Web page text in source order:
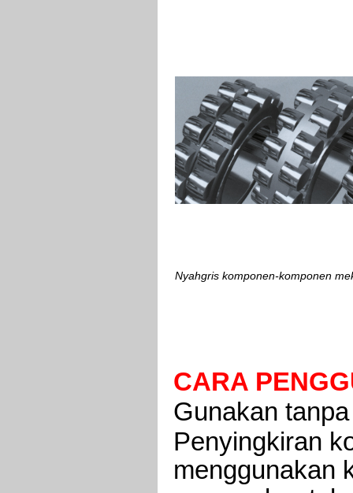
Nyahgris komponen-komponen
CARA
Gunakan
Penyingkiran
menggunakan